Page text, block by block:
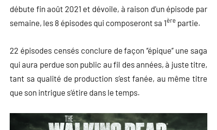
débute fin août 2021 et dévoile, à raison d’un épisode par
semaine, les 8 épisodes qui composeront sa 1ère partie.
22 épisodes censés conclure de façon ‘’épique’’ une saga
qui aura perdue son public au fil des années, à juste titre,
tant sa qualité de production s’est fanée, au même titre
que son intrigue s’étire dans le temps.